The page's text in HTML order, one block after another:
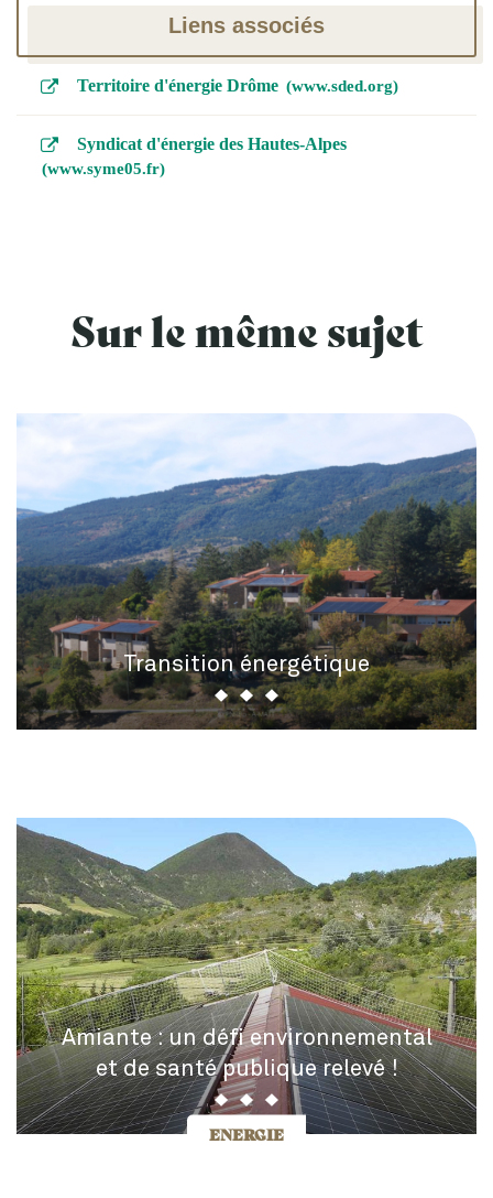
Liens associés
Territoire d'énergie Drôme www.sded.org
Syndicat d'énergie des Hautes-Alpes
www.syme05.fr
Sur le même sujet
Transition énergétique
Amiante : un défi environnemental
et de santé publique relevé !
ENERGIE